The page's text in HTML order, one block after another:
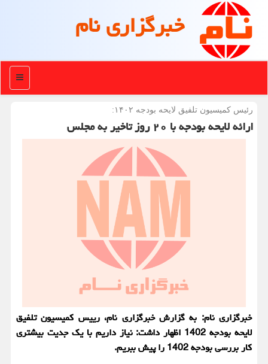
خبرگزاری نام
منو
رئیس كمیسیون تلفیق لایحه بودجه ۱۴۰۲:
ارائه لایحه بودجه با ۲۰ روز تاخیر به مجلس
خبرگزاری نام: به گزارش خبرگزاری نام، رییس کمیسیون تلفیق
لایحه بودجه 1402 اظهار داشت: نیاز داریم با یک جدیت بیشتری
کار بررسی بودجه 1402 را پیش ببریم.